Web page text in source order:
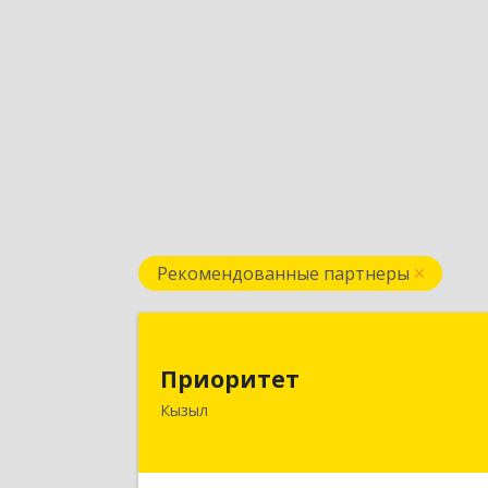
Рекомендованные партнеры
Приоритет
Кызыл
Комсомольская ул, дом № 20, кв. 2,